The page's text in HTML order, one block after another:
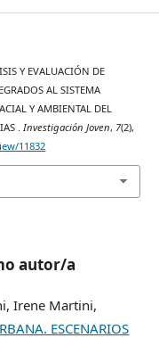
Y EVALUACIÓN DE
AL SISTEMA
Y AMBIENTAL DEL
. Investigación Joven, 7(2),
11832
autor/a
Irene Martini,
ESCENARIOS